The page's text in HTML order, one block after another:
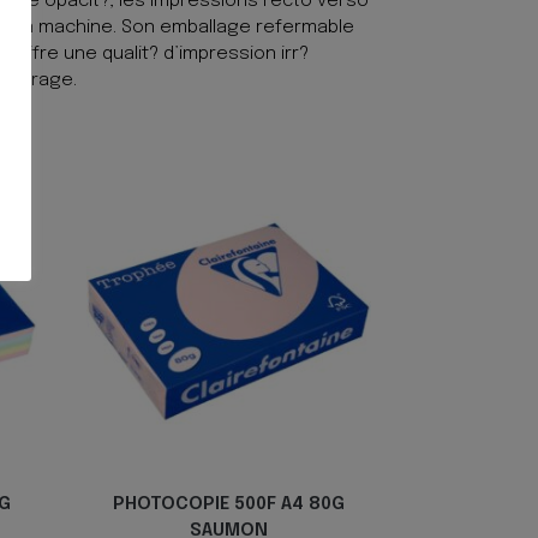
machine. Son emballage refermable
offre une qualit? d’impression irr?
PHOTOCOPIE 500F A4 80G
SAUMON